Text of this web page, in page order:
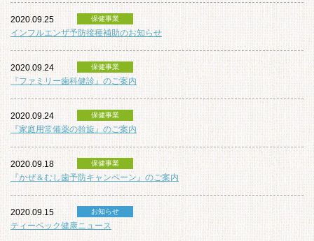
2020.09.25 保健事業
インフルエンザ予防接種補助のお知らせ
2020.09.24 保健事業
『ファミリー歯科健診』のご案内
2020.09.24 保健事業
『家庭用常備薬の斡旋』のご案内
2020.09.18 保健事業
『かぜ＆むし歯予防キャンペーン』のご案内
2020.09.15 お知らせ
ティーペック健康ニュース